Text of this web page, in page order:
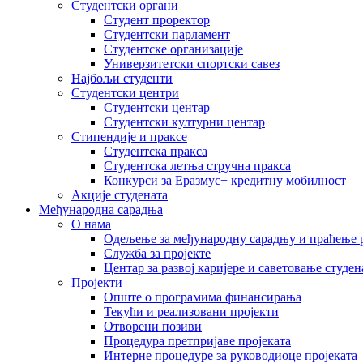
Студентски органи
Студент проректор
Студентски парламент
Студентске организације
Универзитетски спортски савез
Најбољи студенти
Студентски центри
Студентски центар
Студентски културни центар
Стипендије и праксе
Студентска пракса
Студентска летња стручна пракса
Конкурси за Еразмус+ кредитну мобилност
Акције студената
Међународна сарадња
О нама
Одељење за међународну сарадњу и праћење
Служба за пројекте
Центар за развој каријере и саветовање
Пројекти
Опште о програмима финансирања
Текући и реализовани пројекти
Отворени позиви
Процедура претпријаве пројеката
Интерне процедуре за руководиоце пројеката